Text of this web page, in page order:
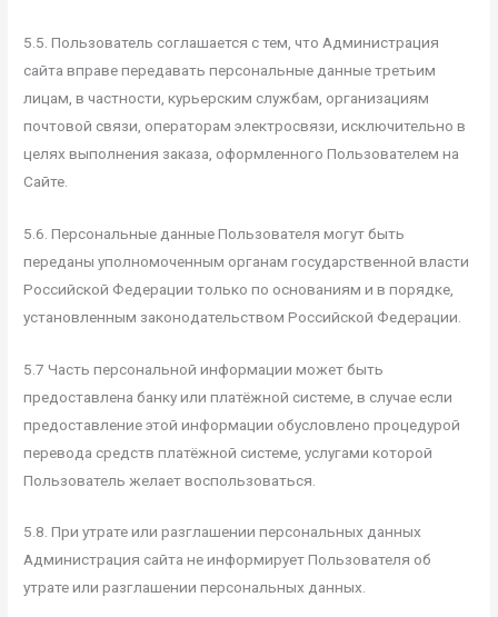
5.5. Пользователь соглашается с тем, что Администрация
сайта вправе передавать персональные данные третьим
лицам, в частности, курьерским службам, организациям
почтовой связи, операторам электросвязи, исключительно в
целях выполнения заказа, оформленного Пользователем на
Сайте.
5.6. Персональные данные Пользователя могут быть
переданы уполномоченным органам государственной власти
Российской Федерации только по основаниям и в порядке,
установленным законодательством Российской Федерации.
5.7 Часть персональной информации может быть
предоставлена банку или платёжной системе, в случае если
предоставление этой информации обусловлено процедурой
перевода средств платёжной системе, услугами которой
Пользователь желает воспользоваться.
5.8. При утрате или разглашении персональных данных
Администрация сайта не информирует Пользователя об
утрате или разглашении персональных данных.